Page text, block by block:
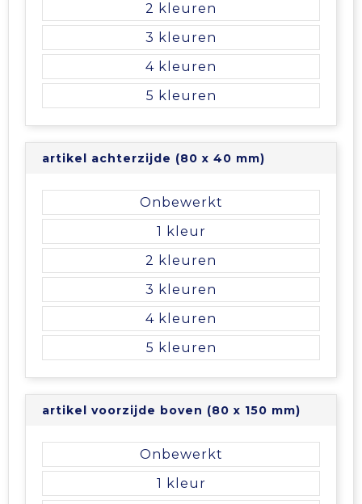
Strandtassen
Tablettassen
Aktetassen
2
3
4
5
artikel achterzijde (80 x 40 mm)
Onbewerkt
1
2
3
4
5
artikel voorzijde boven (80 x 150 mm)
Onbewerkt
1